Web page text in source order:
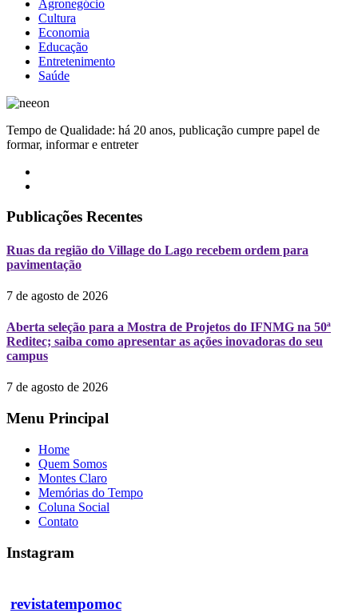
Agronegócio
Cultura
Economia
Educação
Entretenimento
Saúde
Tempo de Qualidade: há 20 anos, publicação cumpre papel de
formar, informar e entreter
Publicações Recentes
Ruas da região do Village do Lago recebem ordem para
pavimentação
7 de agosto de 2026
Aberta seleção para a Mostra de Projetos do IFNMG na 50ª
Reditec; saiba como apresentar as ações inovadoras do seu
campus
7 de agosto de 2026
Menu Principal
Home
Quem Somos
Montes Claro
Memórias do Tempo
Coluna Social
Contato
Instagram
revistatempomoc